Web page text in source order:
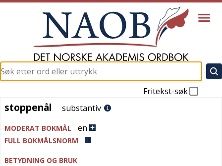
Fritekst-søk
stoppenål
stoppenål substantiv
MODERAT BOKMÅL en
FULL BOKMÅLSNORM
BETYDNING OG BRUK